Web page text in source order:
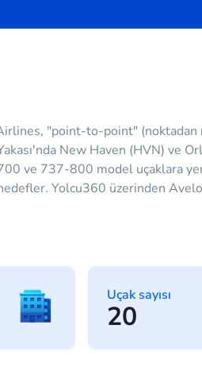
"point-to-point"
New Haven (HVN) ve
ve 737-800 model uçaklara
Yolcu360 üzerinden
Uçak sayısı
20